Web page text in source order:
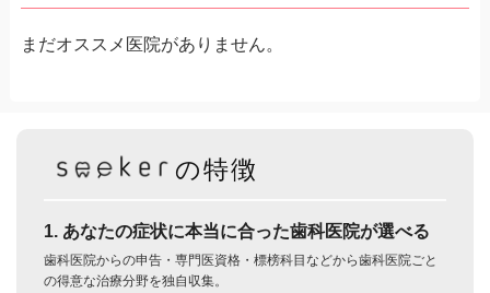
まだオススメ医院がありません。
の特徴
1. あなたの症状に本当に合った歯科医院が選べる
歯科医院からの申告・専門医資格・標榜科目などから歯科医院ごと
の得意な治療分野を独自収集。